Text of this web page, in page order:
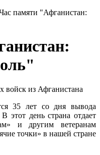
памяти "Афганистан:
войск из Афганистана
35 лет со дня вывода
этот день страна отдает
и другим ветеранам
точки» в нашей стране